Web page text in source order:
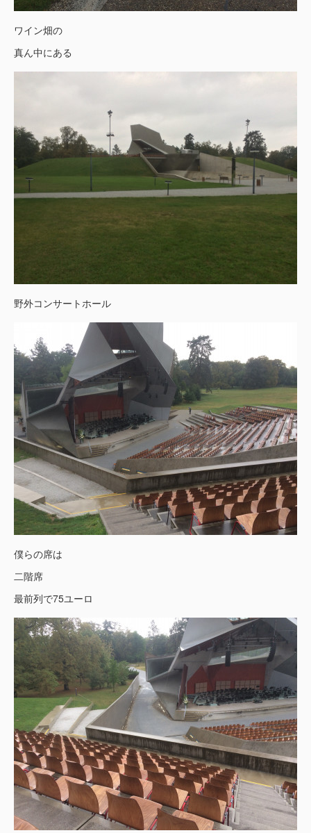
ワイン畑の
真ん中にある
野外コンサートホール
僕らの席は
二階席
最前列で75ユーロ